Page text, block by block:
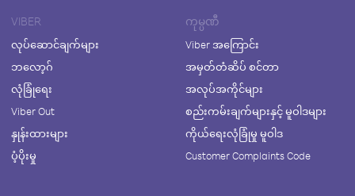
VIBER
လုပ်ဆောင်ချက်များ
ဘလော့ဂ်
လုံခြုံရေး
Viber Out
နှုန်းထားများ
ပံ့ပိုးမှု
ကုမ္ပဏီ
Viber အကြောင်း
အမှတ်တံဆိပ် စင်တာ
အလုပ်အကိုင်များ
စည်းကမ်းချက်များနှင့် မူဝါဒများ
ကိုယ်ရေးလုံခြုံမှု မူဝါဒ
Customer Complaints Code